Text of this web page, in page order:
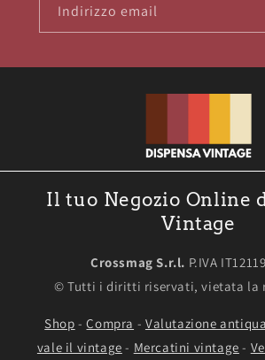
Indirizzo email
Il tuo Negozio Online
Vintage
Crossmag S.r.l. P.IVA
© Tutti i diritti riservati, vietata la
Shop -Compra - Valutazione
vale il vintage - Mercatini vintage -